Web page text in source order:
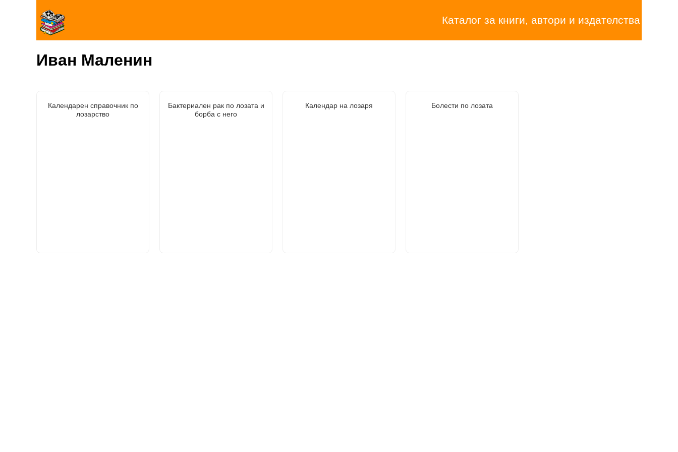
Каталог за книги, автори и издателства
Иван Маленин
Календарен справочник по
лозарство
Бактериален рак по лозата и
борба с него
Календар на лозаря Болести по лозата